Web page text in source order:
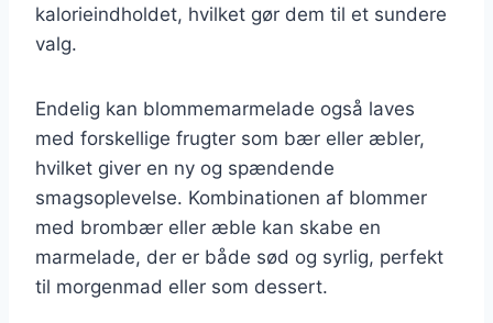
kalorieindholdet, hvilket gør dem til et sundere
valg.
Endelig kan blommemarmelade også laves
med forskellige frugter som bær eller æbler,
hvilket giver en ny og spændende
smagsoplevelse. Kombinationen af blommer
med brombær eller æble kan skabe en
marmelade, der er både sød og syrlig, perfekt
til morgenmad eller som dessert.